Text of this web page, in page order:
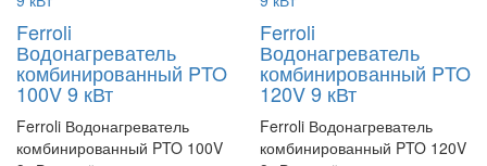
Ferroli
Водонагреватель
комбинированный PTO
100V 9 кВт
Ferroli Водонагреватель
комбинированный PTO 100V
Ferroli
Водонагреватель
комбинированный PTO
120V 9 кВт
Ferroli Водонагреватель
комбинированный PTO 120V